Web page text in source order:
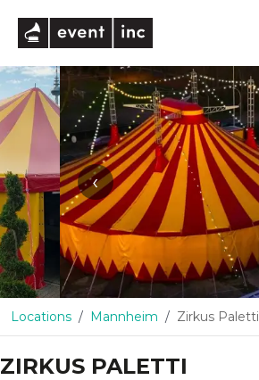
‹
Locations Mannheim Zirkus Paletti
ZIRKUS PALETTI